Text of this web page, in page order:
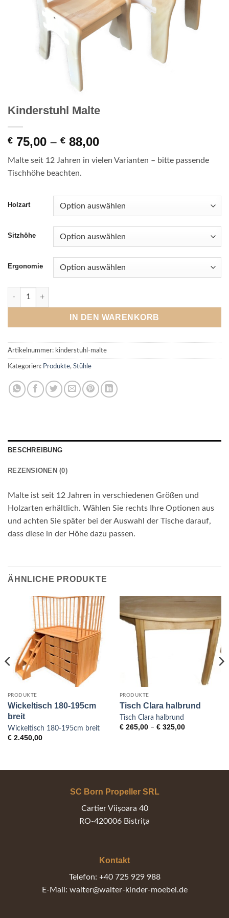
Kinderstuhl Malte
€ 75,00 – € 88,00Preisspanne:
bis
Malte seit 12 Jahren in vielen Varianten – bitte passende
Tischhöhe beachten.
Holzart
Sitzhöhe
Ergonomie
Kinderstuhl Malte Menge
IN DEN WARENKORB
Artikelnummer: kinderstuhl-malte
Kategorien: Produkte, Stühle
BESCHREIBUNG
REZENSIONEN (0)
Malte ist seit 12 Jahren in verschiedenen Größen und
Holzarten erhältlich. Wählen Sie rechts Ihre Optionen aus
und achten Sie später bei der Auswahl der Tische darauf,
dass diese in der Höhe dazu passen.
ÄHNLICHE PRODUKTE
PRODUKTE
Wickeltisch 180-195cm
breit
Wickeltisch 180-195cm breit
€2.450,00
PRODUKTE
Tisch Clara halbrund
Tisch Clara halbrund
€265,00 – €325,00Preisspanne:
SC Born Propeller SRL
Cartier Viișoara 40
RO-420006 Bistrița
Kontakt
Telefon: +40 725 929 988
E-Mail: walter@walter-kinder-moebel.de